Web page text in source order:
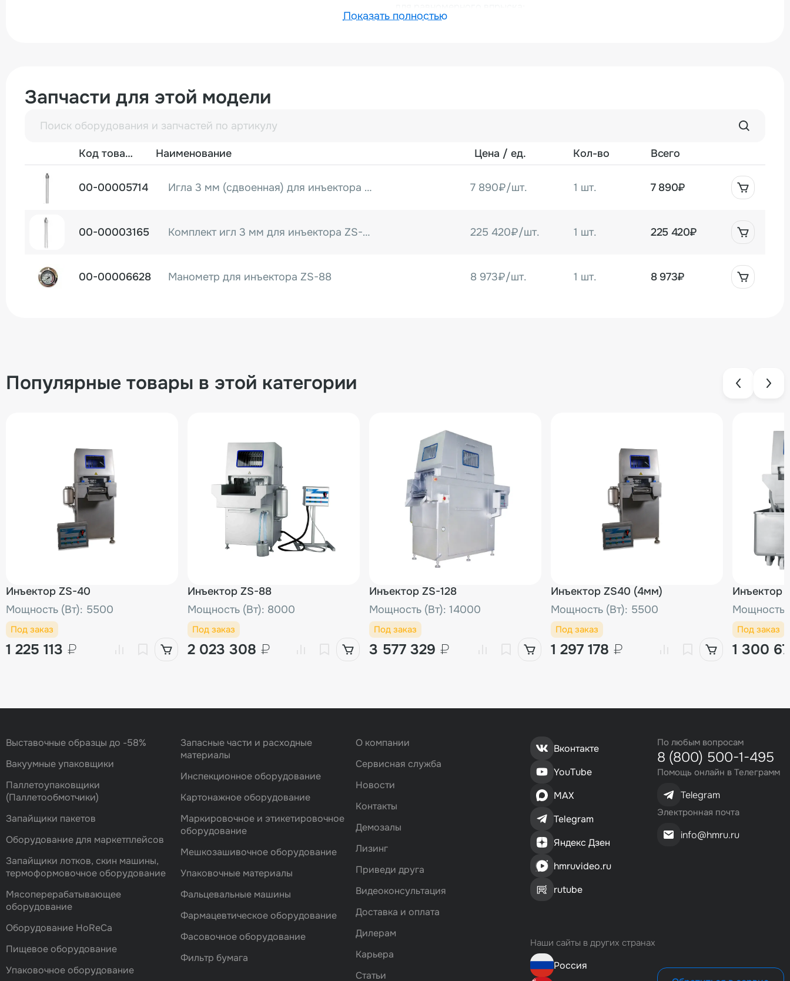
4-хступенчатый фильтр надежно защищает насос и иглы от засорения,
Показать полностью
Запчасти для этой модели
Код товара Наименование Цена / ед. Кол-во Всего
00-00005714 Игла 3 мм (сдвоенная) для инъектора ZS-88 7 890₽/шт. 1 шт. 7 890₽
00-00003165 Комплект игл 3 мм для инъектора ZS-88 (44 шт) 225 420₽/шт. 1 шт. 225 420₽
00-00006628 Манометр для инъектора ZS-88 8 973₽/шт. 1 шт. 8 973₽
Популярные товары в этой категории
Инъектор ZS-40
Мощность (Вт): 5500
Под заказ
1 225 113 ₽
Инъектор ZS-88
Мощность (Вт): 8000
Под заказ
2 023 308 ₽
Инъектор ZS-128
Мощность (Вт): 14000
Под заказ
3 577 329 ₽
Инъектор ZS40 (4мм)
Мощность (Вт): 5500
Под заказ
1 297 178 ₽
Инъектор
Мощность
Под заказ
1 300
Выставочные образцы до -58%
Вакуумные упаковщики
Паллетоупаковщики
(Паллетообмотчики)
Запайщики пакетов
Оборудование для маркетплейсов
Запайщики лотков, скин машины,
термоформовочное оборудование
Мясоперерабатывающее
оборудование
Оборудование HoReCa
Пищевое оборудование
Упаковочное оборудование
Запасные части и расходные
материалы
Инспекционное оборудование
Картонажное оборудование
Маркировочное и этикетировочное
оборудование
Мешкозашивочное оборудование
Упаковочные материалы
Фальцевальные машины
Фармацевтическое оборудование
Фасовочноe оборудование
Фильтр бумага
О компании
Сервисная служба
Новости
Контакты
Демозалы
Лизинг
Приведи друга
Видеоконсультация
Доставка и оплата
Дилерам
Карьера
Статьи
Вконтакте
YouTube
MAX
Telegram
Яндекс Дзен
hmruvideo.ru
rutube
Наши сайты в других странах
Россия
По любым вопросам
8 (800) 500-1-495
Помощь онлайн в Телеграмм
Telegram
Электронная почта
info@hmru.ru